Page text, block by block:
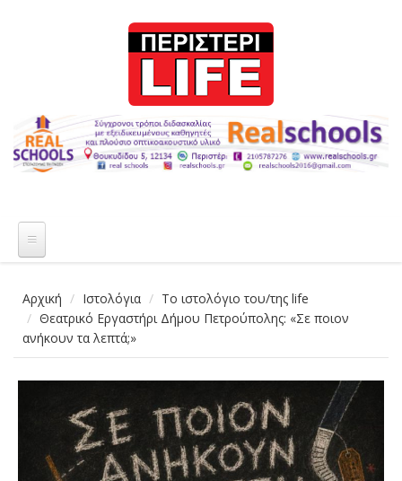
Αρχική Ιστολόγια
Το ιστολόγιο του/της life
Θεατρικό Εργαστήρι Δήμου Πετρούπολης: «Σε ποιον
ανήκουν τα λεπτά;»